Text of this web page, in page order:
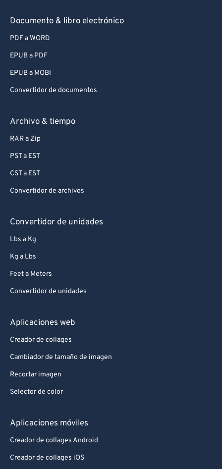
Documento & libro electrónico
PDF a WORD
EPUB a PDF
EPUB a MOBI
Convertidor de documentos
Archivo & tiempo
RAR a Zip
PST a EST
CST a EST
Convertidor de archivos
Convertidor de unidades
Lbs a Kg
Kg a Lbs
Feet a Meters
Convertidor de unidades
Aplicaciones web
Creador de collages
Cambiador de tamaño de imagen
Recortar imagen
Selector de color
Aplicaciones móviles
Creador de collages Android
Creador de collages iOS